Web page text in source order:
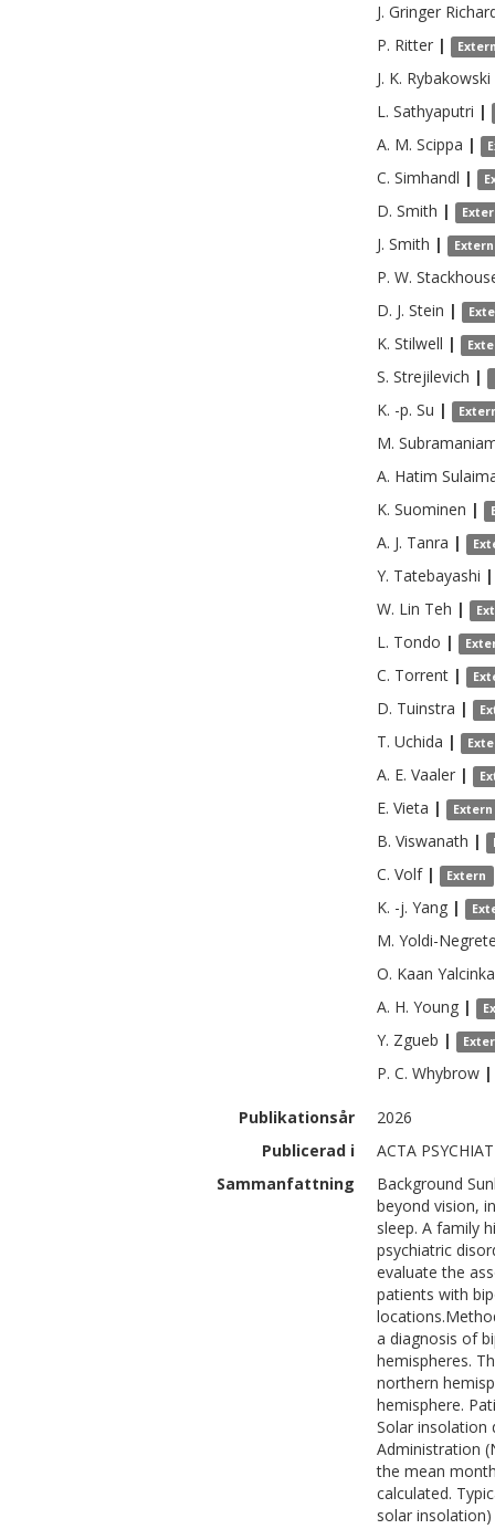
J. Gringer
P. Ritter |
J. K. Rybakowski
L. Sathyaputri |
A. M. Scippa |
C. Simhandl |
D. Smith |
J. Smith | Extern
P. W.
D. J. Stein |
K. Stilwell |
S. Strejilevich |
K. -p. Su |
M.
A. Hatim
K. Suominen |
A. J. Tanra |
Y. Tatebayashi |
W. Lin Teh |
L. Tondo |
C. Torrent |
D. Tuinstra |
T. Uchida |
A. E. Vaaler |
E. Vieta | Extern
B. Viswanath |
C. Volf | Extern
K. -j. Yang |
M. Yoldi-
O. Kaan
A. H. Young |
Y. Zgueb |
P. C. Whybrow |
Publikationsår
2026
Publicerad i
ACTA
Sammanfattning
Background
beyond vision,
sleep. A family
psychiatric
evaluate the
patients with
a diagnosis of
hemispheres.
northern
hemisphere.
Solar insolation
Administration
the mean
calculated.
solar